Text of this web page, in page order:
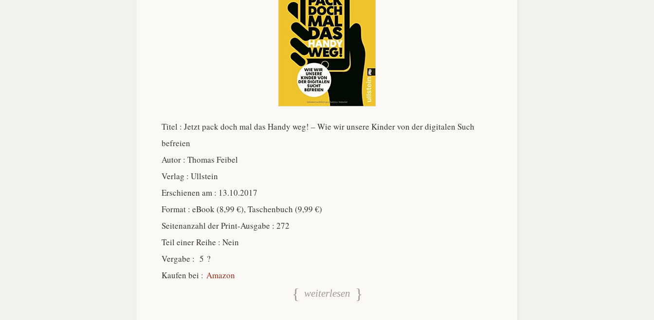
Titel : Jetzt pack doch mal das Handy weg! – Wie wir unsere Kinder von der digitalen Such
befreien
Autor : Thomas Feibel
Verlag : Ullstein
Erschienen am : 13.10.2017
Format : eBook (8,99 €), Taschenbuch (9,99 €)
Seitenanzahl der Print-Ausgabe : 272
Teil einer Reihe : Nein
Vergabe : 5 ?
Kaufen bei : Amazon
weiterlesen